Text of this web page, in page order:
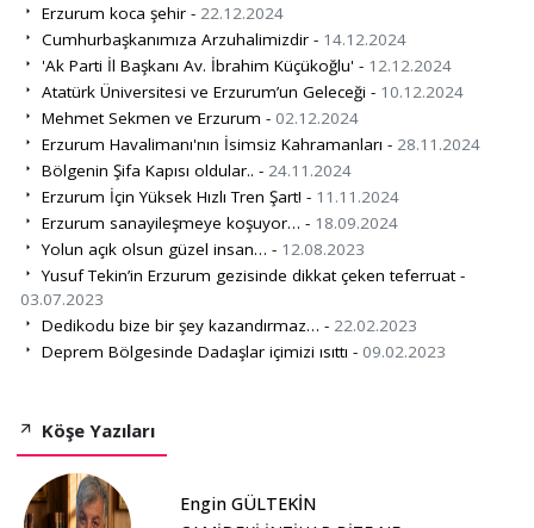
Erzurum koca şehir - 22.12.2024
Cumhurbaşkanımıza Arzuhalimizdir - 14.12.2024
'Ak Parti İl Başkanı Av. İbrahim Küçükoğlu' - 12.12.2024
Atatürk Üniversitesi ve Erzurum’un Geleceği - 10.12.2024
Mehmet Sekmen ve Erzurum - 02.12.2024
Erzurum Havalimanı'nın İsimsiz Kahramanları - 28.11.2024
Bölgenin Şifa Kapısı oldular.. - 24.11.2024
Erzurum İçin Yüksek Hızlı Tren Şart! - 11.11.2024
Erzurum sanayileşmeye koşuyor… - 18.09.2024
Yolun açık olsun güzel insan… - 12.08.2023
Yusuf Tekin’in Erzurum gezisinde dikkat çeken teferruat -
03.07.2023
Dedikodu bize bir şey kazandırmaz… - 22.02.2023
Deprem Bölgesinde Dadaşlar içimizi ısıttı - 09.02.2023
Köşe Yazıları
Engin GÜLTEKİN